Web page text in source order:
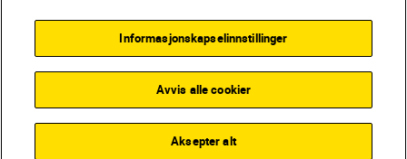
Back to top
Informasjonskapselinnstillinger
Avvis alle cookier
Aksepter alt